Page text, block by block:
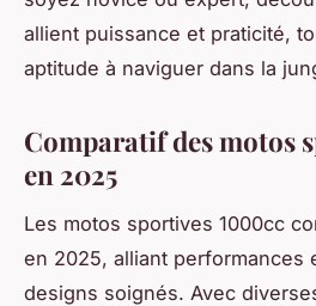
allient puissance et praticité,
aptitude à naviguer dans la
Comparatif des motos
en 2025
Les motos sportives 1000cc
en 2025, alliant performances
designs soignés. Avec